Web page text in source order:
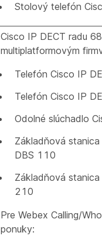
Stolový telefón
Cisco IP DECT radu
multiplatformovým
Telefón Cisco IP
Telefón Cisco IP
Odolné slúchadlo
Základňová
DBS 110
Základňová
210
Pre Webex Calling/
ponuky: